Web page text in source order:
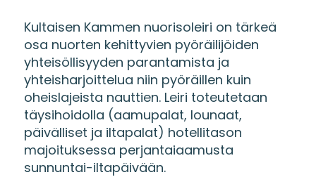
Kultaisen Kammen nuorisoleiri on tärkeä
osa nuorten kehittyvien pyöräilijöiden
yhteisöllisyyden parantamista ja
yhteisharjoittelua niin pyöräillen kuin
oheislajeista nauttien. Leiri toteutetaan
täysihoidolla (aamupalat, lounaat,
päivälliset ja iltapalat) hotellitason
majoituksessa perjantaiaamusta
sunnuntai-iltapäivään.